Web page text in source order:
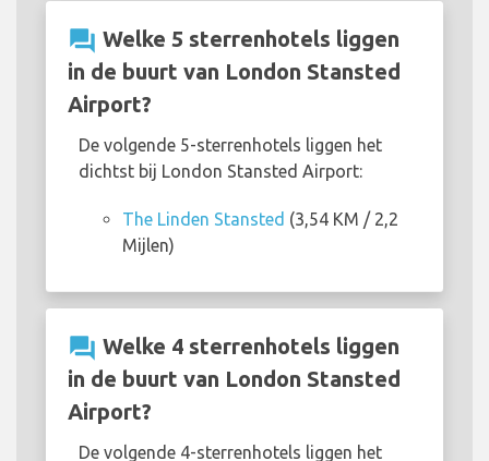
question_answer Welke 5 sterrenhotels liggen
in de buurt van London Stansted
Airport?
De volgende 5-sterrenhotels liggen het
dichtst bij London Stansted Airport:
The Linden Stansted (3,54 KM / 2,2
Mijlen)
question_answer Welke 4 sterrenhotels liggen
in de buurt van London Stansted
Airport?
De volgende 4-sterrenhotels liggen het